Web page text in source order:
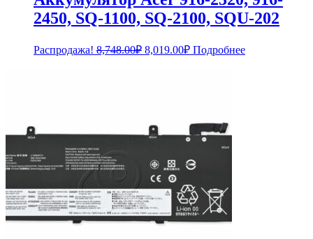
2450, SQ-1100, SQ-2100, SQU-202
Распродажа! 8,748.00₽ Первоначальная
8,019.00₽Текущая
цена:
Подробнее